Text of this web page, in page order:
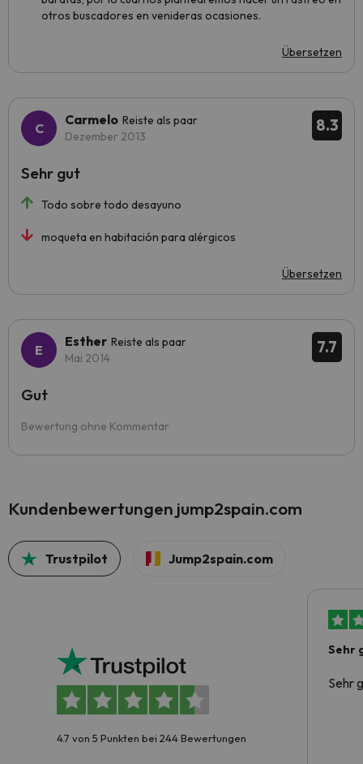
otros buscadores en venideras ocasiones.
Übersetzen
8.3
Carmelo Reiste als paar
Dezember 2013
Todo sobre todo desayuno
moqueta en habitación para alérgicos
Übersetzen
Sehr gut
7.7
Esther Reiste als paar
Mai 2014
Bewertung ohne Kommentar
Gut
Kundenbewertungen jump2spain.com
Trustpilot Jump2spain.com
4.7 von 5 Punkten bei 244 Bewertungen
Sehr
Sehr